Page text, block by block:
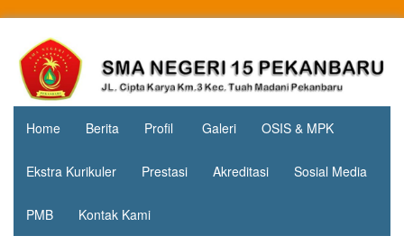
contentSMA
Negeri 15
Pekanbaru
Jl. Cipta
Karya
KM.3, Kec.
Tuah
Madani,
Home Berita Profil Galeri OSIS & MPK
Ekstra Kurikuler Prestasi Akreditasi Sosial Media
PMB Kontak Kami